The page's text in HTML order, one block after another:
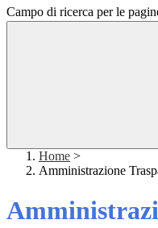
Campo di ricerca per le
Home >
Amministrazione